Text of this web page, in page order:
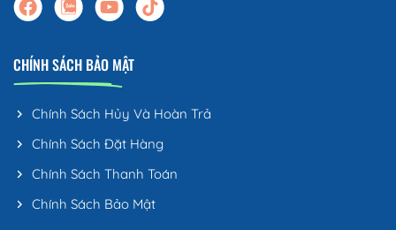
CHÍNH SÁCH BẢO MẬT
Chính Sách Hủy Và Hoàn Trả
Chính Sách Đặt Hàng
Chính Sách Thanh Toán
Chính Sách Bảo Mật